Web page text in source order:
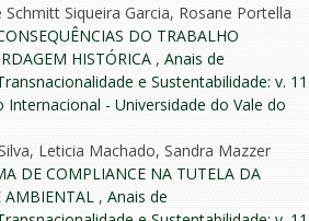
Siqueira Garcia, Rosane Portella
DO TRABALHO
HISTÓRICA , Anais de
e Sustentabilidade: v. 11
Internacional - Universidade do Vale do
Leticia Machado, Sandra Mazzer
DE COMPLIANCE NA TUTELA DA
AMBIENTAL , Anais de